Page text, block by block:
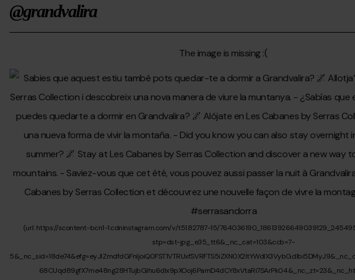
@grandvalira